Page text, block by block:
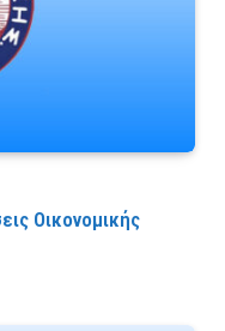
Οικονομικής